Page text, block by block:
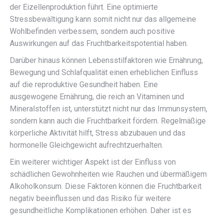
der Eizellenproduktion führt. Eine optimierte
Stressbewältigung kann somit nicht nur das allgemeine
Wohlbefinden verbessern, sondern auch positive
Auswirkungen auf das Fruchtbarkeitspotential haben.
Darüber hinaus können Lebensstilfaktoren wie Ernährung,
Bewegung und Schlafqualität einen erheblichen Einfluss
auf die reproduktive Gesundheit haben. Eine
ausgewogene Ernährung, die reich an Vitaminen und
Mineralstoffen ist, unterstützt nicht nur das Immunsystem,
sondern kann auch die Fruchtbarkeit fördern. Regelmäßige
körperliche Aktivität hilft, Stress abzubauen und das
hormonelle Gleichgewicht aufrechtzuerhalten.
Ein weiterer wichtiger Aspekt ist der Einfluss von
schädlichen Gewohnheiten wie Rauchen und übermäßigem
Alkoholkonsum. Diese Faktoren können die Fruchtbarkeit
negativ beeinflussen und das Risiko für weitere
gesundheitliche Komplikationen erhöhen. Daher ist es